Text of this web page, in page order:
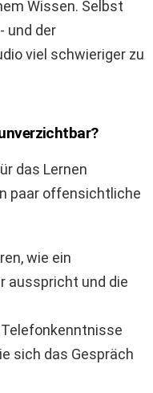
Wissen. Selbst
und der
viel schwieriger zu
das Lernen
paar offensichtliche
wie ein
ausspricht und die
sich das Gespräch